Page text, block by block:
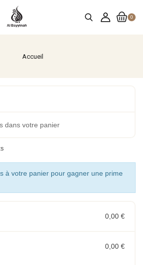
0
Accueil
dans votre panier
à votre panier pour gagner une prime
0,00 €
0,00 €